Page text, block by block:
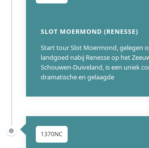
SLOT MOERMOND (RENESSE)
Start tour Slot Moermond, gelegen
landgoed nabij Renesse op het
Schouwen-Duiveland, is een uniek
dramatische en gelaagde
1370NC